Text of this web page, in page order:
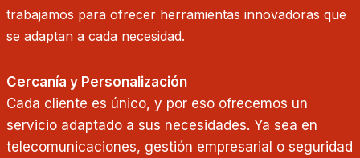
trabajamos para ofrecer herramientas innovadoras que
se adaptan a cada necesidad.
Cercanía y Personalización
Cada cliente es único, y por eso ofrecemos un
servicio adaptado a sus necesidades. Ya sea en
telecomunicaciones, gestión empresarial o seguridad